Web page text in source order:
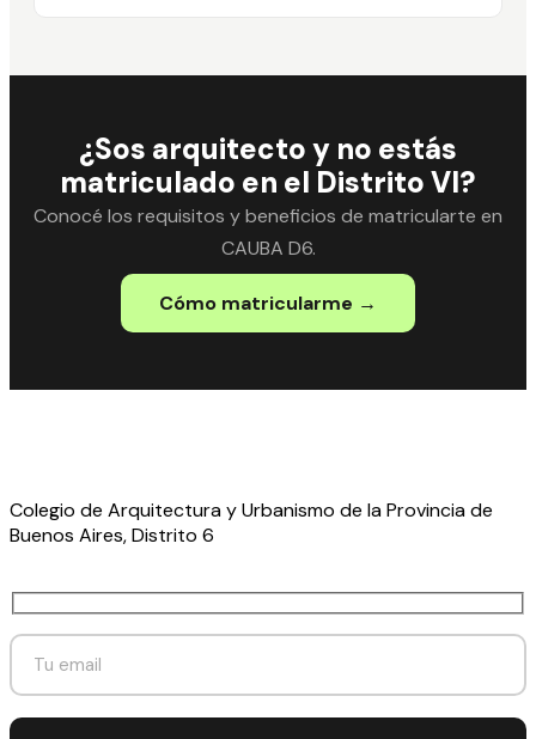
¿Sos arquitecto y no estás
matriculado en el Distrito VI?
Conocé los requisitos y beneficios de matricularte en
CAUBA D6.
Cómo matricularme →
Colegio de Arquitectura y Urbanismo de la Provincia de
Buenos Aires, Distrito 6